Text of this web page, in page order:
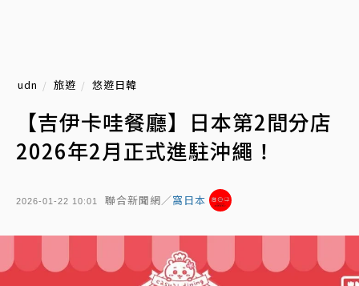
udn 旅遊 悠遊日韓
【吉伊卡哇餐廳】日本第2間分店
2026年2月正式進駐沖繩！
2026-01-22 10:01 聯合新聞網／窩日本